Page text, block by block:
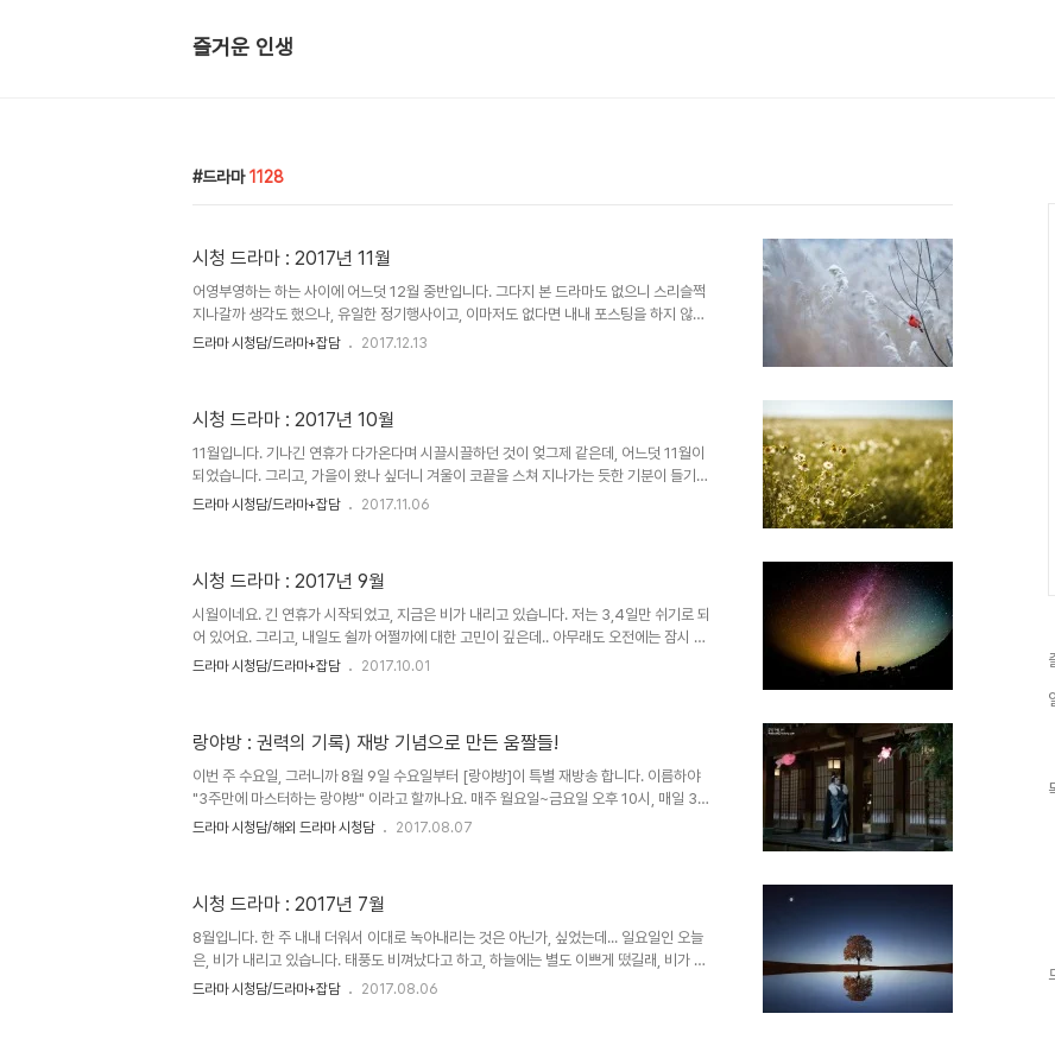
즐거운 인생
드라마 1128
시청 드라마 : 2017년 11월
어영부영하는 하는 사이에 어느덧 12월 중반입니다. 그다지 본 드라마도 없으니 스리슬쩍
지나갈까 생각도 했으나, 유일한 정기행사이고, 이마저도 없다면 내내 포스팅을 하지 않을
듯 하여 늦게나마 끄적이는 중입니다. 근황도 조금 말해보자면, 한동안 게임에 빠져서 퇴근
렸습니다. 그래서, 지금 살짝 금단증세가 오고 있어요. 뭘 해야하지... 싶어서 멍해진다고 할
까요. ...물론, 할 일이 없진 않아요. 하기가 싫을 뿐. 11월에는 본 드라마..
드라마 시청담/드라마+잡담 2017.12.13
시청 드라마 : 2017년 10월
11월입니다. 기나긴 연휴가 다가온다며 시끌시끌하던 것이 엊그제 같은데, 어느덧 11월이
되었습니다. 그리고, 가을이 왔나 싶더니 겨울이 코끝을 스쳐 지나가는 듯한 기분이 들기도
합니다. 보던 드라마들이 줄줄이 종영하게 되며, 지금 이 시점에서 시간을 맞춰서 챙겨보는
같아요. 대군사사마의지군사연맹(사마의:미완의 책사) : 중화티비 / 2017.09.04 ~
2017.10.31 / 총 42부작 지난 화요일에 종영했습니다. 총 42부작의 드라마..
드라마 시청담/드라마+잡담 2017.11.06
시청 드라마 : 2017년 9월
시월이네요. 긴 연휴가 시작되었고, 지금은 비가 내리고 있습니다. 저는 3,4일만 쉬기로 되
어 있어요. 그리고, 내일도 쉴까 어쩔까에 대한 고민이 깊은데.. 아무래도 오전에는 잠시 나
가는 쪽으로 결론이 날 것 같네요. 또, 다음주 일요일에는 일하는 쪽으로 가닥을 잡았어요.
가닥이 잡혔습니다. 그러나, 그리 많이 하지는 못할 것 같아요. 한두개 하면 잘한 것이 아닐
런지. 그 첫번째로, 9월에 시청한 드라마에 관한 이야기를 끄적거려보겠습니다...
드라마 시청담/드라마+잡담 2017.10.01
랑야방 : 권력의 기록) 재방 기념으로 만든 움짤들!
이번 주 수요일, 그러니까 8월 9일 수요일부터 [랑야방]이 특별 재방송 합니다. 이름하야
"3주만에 마스터하는 랑야방" 이라고 할까나요. 매주 월요일~금요일 오후 10시, 매일 3회
씩 3주간 방영된다고 해요. 그리고 저는 이게 뭐라고 설레이고 있습니다. 그동안 '랑야방'
볼 수 있을테니, 마냥 설레이고 있습니다. 다행히도 현재 한드 드한기인지라 주중 10시대에
보는 드라마가 없어요. 다만, 10시까지 집에 들어올 수 있을지는 미지수에요ㅠ..
드라마 시청담/해외 드라마 시청담 2017.08.07
시청 드라마 : 2017년 7월
8월입니다. 한 주 내내 더워서 이대로 녹아내리는 것은 아닌가, 싶었는데... 일요일인 오늘
은, 비가 내리고 있습니다. 태풍도 비껴났다고 하고, 하늘에는 별도 이쁘게 떴길래, 비가 안
오는 줄 알고 밤에 빨래를 하고 널어놨다가, 벼락 맞았아요...ㅋㅋ. 햇빛에 뽀송뽀송 빨래를
드라마 시청담/드라마+잡담 2017.08.06